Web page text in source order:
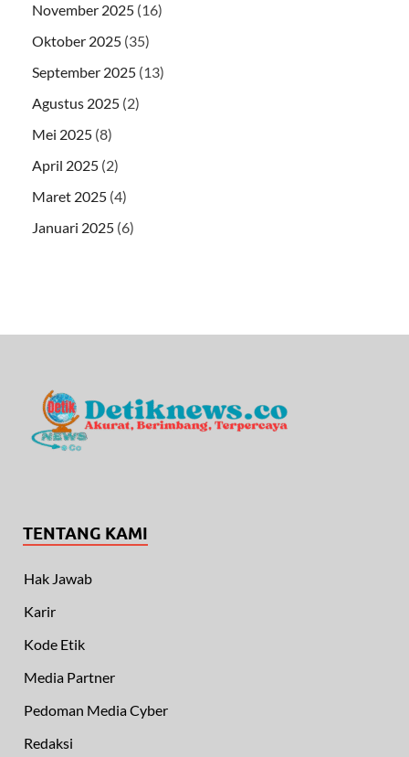
November 2025 (16)
Oktober 2025 (35)
September 2025 (13)
Agustus 2025 (2)
Mei 2025 (8)
April 2025 (2)
Maret 2025 (4)
Januari 2025 (6)
TENTANG KAMI
Hak Jawab
Karir
Kode Etik
Media Partner
Pedoman Media Cyber
Redaksi